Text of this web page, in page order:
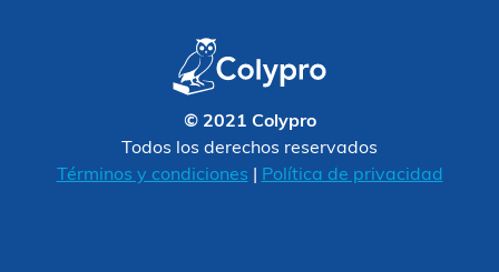
© 2021 Colypro
Todos los derechos reservados
Términos y condiciones
Política de privacidad